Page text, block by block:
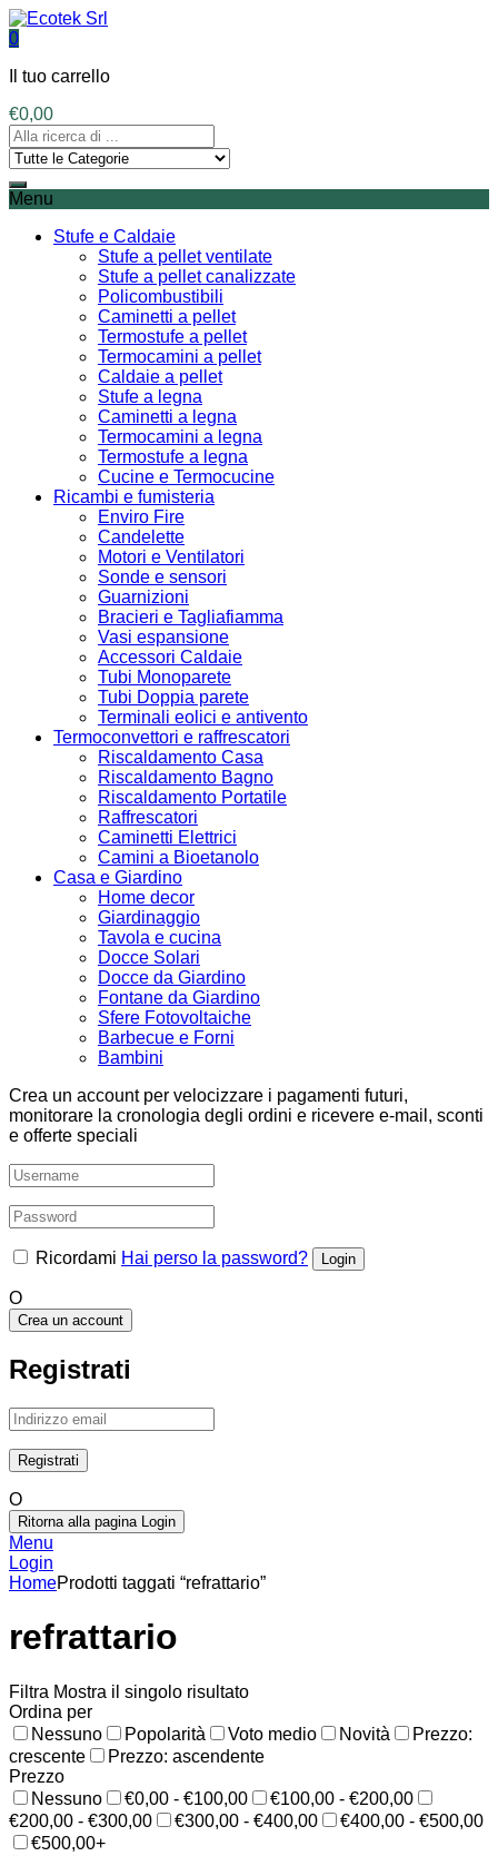
0
Il tuo carrello
€0,00
Menu
Stufe e Caldaie
Stufe a pellet ventilate
Stufe a pellet canalizzate
Policombustibili
Caminetti a pellet
Termostufe a pellet
Termocamini a pellet
Caldaie a pellet
Stufe a legna
Caminetti a legna
Termocamini a legna
Termostufe a legna
Cucine e Termocucine
Ricambi e fumisteria
Enviro Fire
Candelette
Motori e Ventilatori
Sonde e sensori
Guarnizioni
Bracieri e Tagliafiamma
Vasi espansione
Accessori Caldaie
Tubi Monoparete
Tubi Doppia parete
Terminali eolici e antivento
Termoconvettori e raffrescatori
Riscaldamento Casa
Riscaldamento Bagno
Riscaldamento Portatile
Raffrescatori
Caminetti Elettrici
Camini a Bioetanolo
Casa e Giardino
Home decor
Giardinaggio
Tavola e cucina
Docce Solari
Docce da Giardino
Fontane da Giardino
Sfere Fotovoltaiche
Barbecue e Forni
Bambini
Crea un account per velocizzare i pagamenti futuri,
monitorare la cronologia degli ordini e ricevere e-mail, sconti
e offerte speciali
Ricordami Hai perso la password?
O
Crea un account
Registrati
O
Ritorna alla pagina Login
Menu
Login
HomeProdotti taggati “refrattario”
refrattario
Filtra Mostra il singolo risultato
Ordina per
Nessuno
Popolarità Voto medio Novità
Prezzo:
crescente
Prezzo: ascendente
Prezzo
Nessuno
€0,00 - €100,00
€100,00 - €200,00
€200,00 - €300,00
€300,00 - €400,00
€400,00 - €500,00
€500,00+